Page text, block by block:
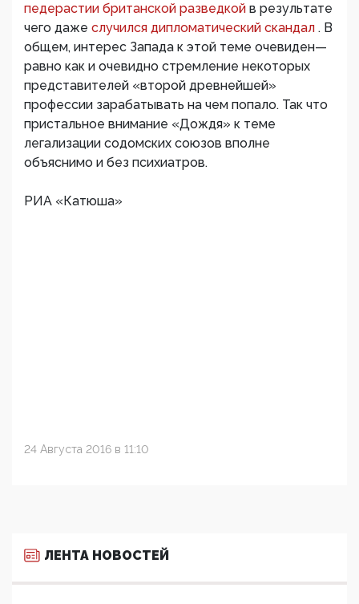
педерастии британской разведкой в результате
чего даже случился дипломатический скандал . В
общем, интерес Запада к этой теме очевиден—
равно как и очевидно стремление некоторых
представителей «второй древнейшей»
профессии зарабатывать на чем попало. Так что
пристальное внимание «Дождя» к теме
легализации содомских союзов вполне
объяснимо и без психиатров.
РИА «Катюша»
24 Августа 2016 в 11:10
ЛЕНТА НОВОСТЕЙ